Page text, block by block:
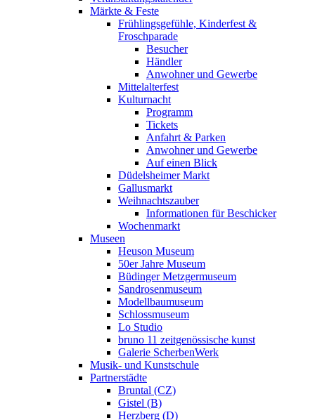
Märkte & Feste
Frühlingsgefühle, Kinderfest &
Froschparade
Besucher
Händler
Anwohner und Gewerbe
Mittelalterfest
Kulturnacht
Programm
Tickets
Anfahrt & Parken
Anwohner und Gewerbe
Auf einen Blick
Düdelsheimer Markt
Gallusmarkt
Weihnachtszauber
Informationen für Beschicker
Wochenmarkt
Museen
Heuson Museum
50er Jahre Museum
Büdinger Metzgermuseum
Sandrosenmuseum
Modellbaumuseum
Schlossmuseum
Lo Studio
bruno 11 zeitgenössische kunst
Galerie ScherbenWerk
Musik- und Kunstschule
Partnerstädte
Bruntal (CZ)
Gistel (B)
Herzberg (D)